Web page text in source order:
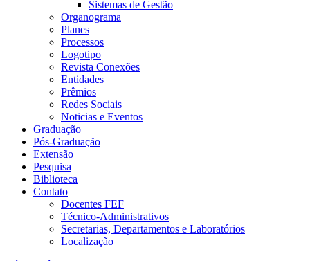
Sistemas de Gestão
Organograma
Planes
Processos
Logotipo
Revista Conexões
Entidades
Prêmios
Redes Sociais
Noticias e Eventos
Graduação
Pós-Graduação
Extensão
Pesquisa
Biblioteca
Contato
Docentes FEF
Técnico-Administrativos
Secretarias, Departamentos e Laboratórios
Localização